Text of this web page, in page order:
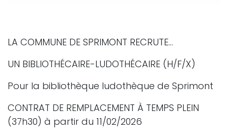
LA COMMUNE DE SPRIMONT RECRUTE…
UN BIBLIOTHÉCAIRE-LUDOTHÉCAIRE (H/F/X)
Pour la bibliothèque ludothèque de Sprimont
CONTRAT DE REMPLACEMENT À TEMPS PLEIN
(37h30) à partir du 11/02/2026